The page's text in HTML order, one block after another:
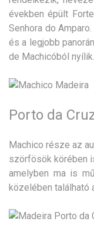
években épült
Senhora do
és a legjobb
de Machicóból nyílik.
Porto da
Machico része az
szörfösök körében
amelyben ma is
közelében található